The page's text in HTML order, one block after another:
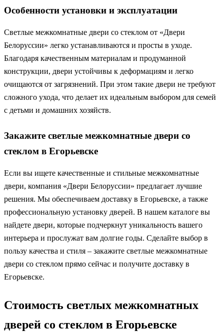
Особенности установки и эксплуатации
Светлые межкомнатные двери со стеклом от «Двери
Белоруссии» легко устанавливаются и просты в уходе.
Благодаря качественным материалам и продуманной
конструкции, двери устойчивы к деформациям и легко
очищаются от загрязнений. При этом такие двери не требуют
сложного ухода, что делает их идеальным выбором для семей
с детьми и домашних хозяйств.
Закажите светлые межкомнатные двери со
стеклом в Егорьевске
Если вы ищете качественные и стильные межкомнатные
двери, компания «Двери Белоруссии» предлагает лучшие
решения. Мы обеспечиваем доставку в Егорьевске, а также
профессиональную установку дверей. В нашем каталоге вы
найдете двери, которые подчеркнут уникальность вашего
интерьера и прослужат вам долгие годы. Сделайте выбор в
пользу качества и стиля – закажите светлые межкомнатные
двери со стеклом прямо сейчас и получите доставку в
Егорьевске.
Стоимость светлых межкомнатных
дверей со стеклом в Егорьевске